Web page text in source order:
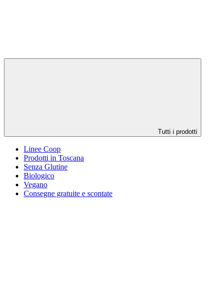
Tutti i prodotti
Linee Coop
Prodotti in Toscana
Senza Glutine
Biologico
Vegano
Consegne gratuite e scontate